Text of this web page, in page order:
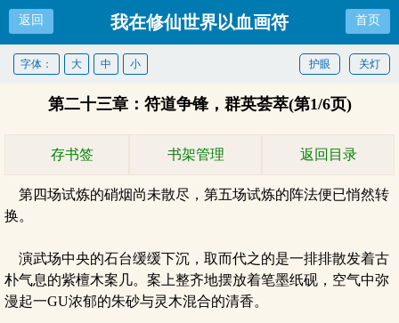
返回 我在修仙世界以血画符 首页
关灯
护眼
字体： 大 中 小
第二十三章：符道争锋，群英荟萃(第1/6页)
存书签 书架管理 返回目录
第四场试炼的硝烟尚未散尽，第五场试炼的阵法便已悄然转
换。
演武场中央的石台缓缓下沉，取而代之的是一排排散发着古
朴气息的紫檀木案几。案上整齐地摆放着笔墨纸砚，空气中弥
漫起一GU浓郁的朱砂与灵木混合的清香。